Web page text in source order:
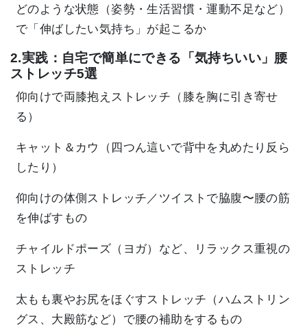
どのような状態（姿勢・生活習慣・運動不足など）
で「伸ばしたい気持ち」が起こるか
2.実践：自宅で簡単にできる「気持ちいい」腰
ストレッチ5選
仰向けで両膝抱えストレッチ（膝を胸に引き寄せ
る）
キャット＆カウ（四つん這いで背中を丸めたり反ら
したり）
仰向けの体側ストレッチ／ツイストで脇腹〜腰の筋
を伸ばすもの
チャイルドポーズ（ヨガ）など、リラックス重視の
ストレッチ
太もも裏やお尻をほぐすストレッチ（ハムストリン
グス、大殿筋など）で腰の補助をするもの